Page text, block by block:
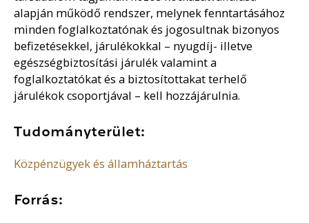
alapján működő rendszer, melynek fenntartásához
minden foglalkoztatónak és jogosultnak bizonyos
befizetésekkel, járulékokkal – nyugdíj- illetve
egészségbiztosítási járulék valamint a
foglalkoztatókat és a biztosítottakat terhelő
járulékok csoportjával – kell hozzájárulnia.
Tudományterület:
Közpénzügyek és államháztartás
Forrás: